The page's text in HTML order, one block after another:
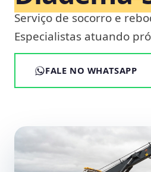
Serviço de socorro e
Especialistas atuando
FALE NO WHATSAPP